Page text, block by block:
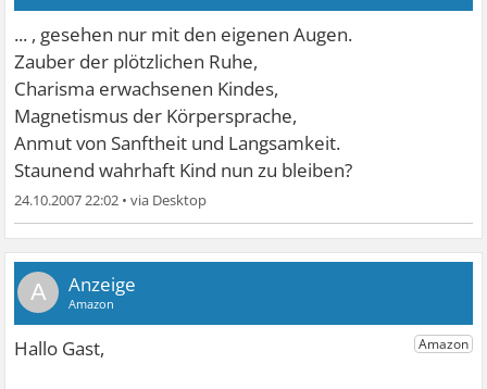
... , gesehen nur mit den eigenen Augen.
Zauber der plötzlichen Ruhe,
Charisma erwachsenen Kindes,
Magnetismus der Körpersprache,
Anmut von Sanftheit und Langsamkeit.
Staunend wahrhaft Kind nun zu bleiben?
24.10.2007 22:02 •
A